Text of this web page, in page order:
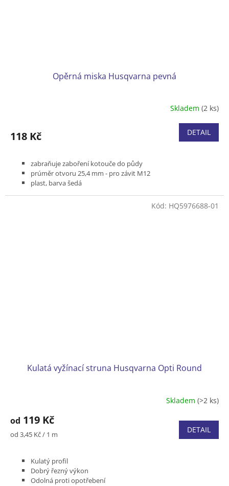
Opěrná miska Husqvarna pevná
Skladem (2 ks)
118 Kč DETAIL
zabraňuje zaboření kotouče do půdy
prúměr otvoru 25,4 mm - pro závit M12
plast, barva šedá
Kulatá vyžínací struna Husqvarna Opti Round
Skladem (>2 ks)
od 119 Kč
Měrná
od 3,45 Kč / 1 m DETAIL
Kulatý profil
Dobrý řezný výkon
Odolná proti opotřebení
Kód: HQ5976688-01